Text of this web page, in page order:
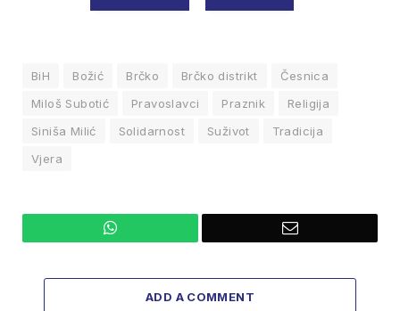
BiH Božić Brčko Brčko distrikt
Česnica
Miloš Subotić
Pravoslavci Praznik
Religija
Siniša Milić
Solidarnost Suživot
Tradicija
Vjera
WhatsApp Email
ADD A COMMENT